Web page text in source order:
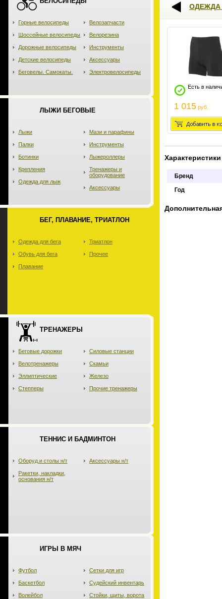
Горные велосипеды
Шоссейные велосипеды
Дорожные велосипеды
Детские велосипеды
Беговелы. Самокаты.
Велозапчасти
Велорезина
Инструменты
Аксессуары
Электровелосипеды
ЛЫЖИ БЕГОВЫЕ
Лыжи
Палки
Ботинки
Крепления
Одежда для лыж
Мази и парафины
Инструменты
Лыжероллеры
Тренажеры и
оборудование
Аксессуары
БЕГ, ПЛАВАНИЕ, ТРИАТЛОН
Одежда для бега
Обувь для бега
Плавание
Триатлон
Прочее
ТРЕНАЖЕРЫ
Беговые дорожки
Велотренажеры
Эллиптические
Степперы
Силовые станции
Скамьи
Железо
Прочие тренажеры
ТЕННИС И БАДМИНТОН
Оборуд.и столы н/т
Ракетки, накладки,
основания н/т
Аксессуары н/т
ИГРЫ В МЯЧ
Футбол
Баскетбол
Волейбол
Сетки для игр
Судейский инвентарь
Стойки, щиты, ворота
ОДЕЖДА
Есть в
1 015 руб.
Характеристики
Бренд
Год